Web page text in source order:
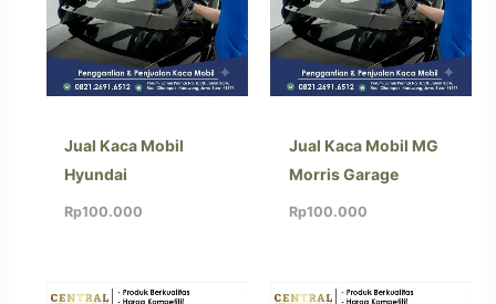
Jual Kaca Mobil
Hyundai
Rp100.000
Jual Kaca Mobil MG
Morris Garage
Rp100.000